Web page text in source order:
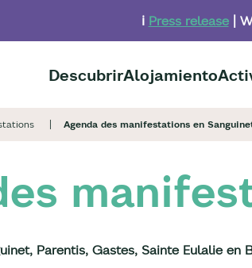
ℹ️ Press release|
DescubrirAlojamiento
Agenda des manifestations en
Parentis, Gastes, Sainte Eulalie en